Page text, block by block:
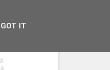
GOT IT